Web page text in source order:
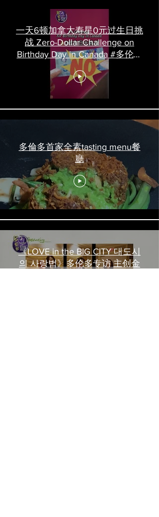
一天6顿加拿大寿星0元过生日挑
战 Zero-Dollar Challenge on
Birthday Day in Canada #多伦多
吃喝玩乐 #多伦多美食
#torontofood
多倫多首家全素tasting menu餐
廳
《LOVE in the BIG CITY 대도시
의 사랑법》多伦多专访 主创金